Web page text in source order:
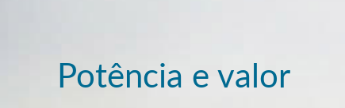
Potência e valor